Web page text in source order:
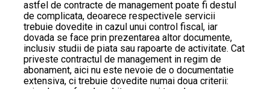
astfel de contracte de management poate fi destul
de complicata, deoarece respectivele servicii
trebuie dovedite in cazul unui control fiscal, iar
dovada se face prin prezentarea altor documente,
inclusiv studii de piata sau rapoarte de activitate. Cat
priveste contractul de management in regim de
abonament, aici nu este nevoie de o documentatie
extensiva, ci trebuie dovedite numai doua criterii: